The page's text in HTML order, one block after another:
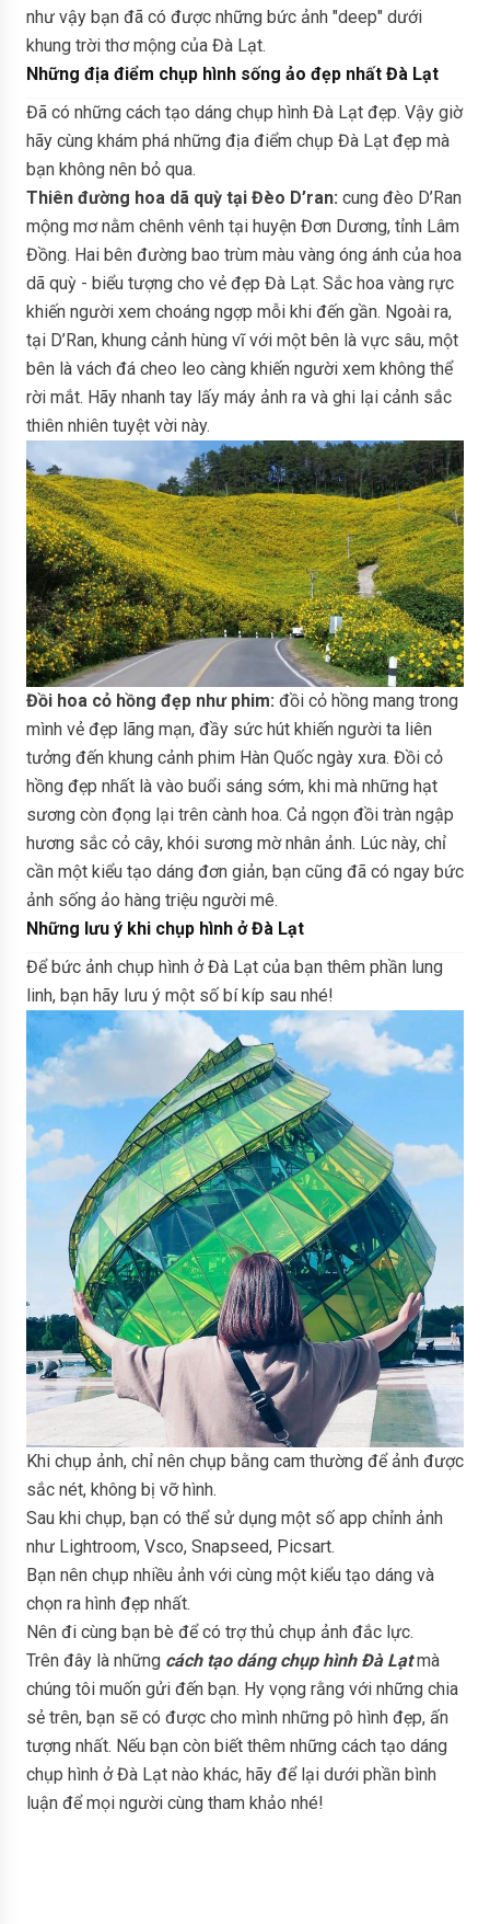
như vậy bạn đã có được những bức ảnh "deep" dưới
khung trời thơ mộng của Đà Lạt.
Những địa điểm chụp hình sống ảo đẹp nhất Đà Lạt
Đã có những cách tạo dáng chụp hình Đà Lạt đẹp. Vậy giờ
hãy cùng khám phá những địa điểm chụp Đà Lạt đẹp mà
bạn không nên bỏ qua.
Thiên đường hoa dã quỳ tại Đèo D’ran: cung đèo D’Ran
mộng mơ nằm chênh vênh tại huyện Đơn Dương, tỉnh Lâm
Đồng. Hai bên đường bao trùm màu vàng óng ánh của hoa
dã quỳ - biểu tượng cho vẻ đẹp Đà Lạt. Sắc hoa vàng rực
khiến người xem choáng ngợp mỗi khi đến gần. Ngoài ra,
tại D’Ran, khung cảnh hùng vĩ với một bên là vực sâu, một
bên là vách đá cheo leo càng khiến người xem không thể
rời mắt. Hãy nhanh tay lấy máy ảnh ra và ghi lại cảnh sắc
thiên nhiên tuyệt vời này.
Đồi hoa cỏ hồng đẹp như phim: đồi cỏ hồng mang trong
mình vẻ đẹp lãng mạn, đầy sức hút khiến người ta liên
tưởng đến khung cảnh phim Hàn Quốc ngày xưa. Đồi cỏ
hồng đẹp nhất là vào buổi sáng sớm, khi mà những hạt
sương còn đọng lại trên cành hoa. Cả ngọn đồi tràn ngập
hương sắc cỏ cây, khói sương mờ nhân ảnh. Lúc này, chỉ
cần một kiểu tạo dáng đơn giản, bạn cũng đã có ngay bức
ảnh sống ảo hàng triệu người mê.
Những lưu ý khi chụp hình ở Đà Lạt
Để bức ảnh chụp hình ở Đà Lạt của bạn thêm phần lung
linh, bạn hãy lưu ý một số bí kíp sau nhé!
Khi chụp ảnh, chỉ nên chụp bằng cam thường để ảnh được
sắc nét, không bị vỡ hình.
Sau khi chụp, bạn có thể sử dụng một số app chỉnh ảnh
như Lightroom, Vsco, Snapseed, Picsart.
Bạn nên chụp nhiều ảnh với cùng một kiểu tạo dáng và
chọn ra hình đẹp nhất.
Nên đi cùng bạn bè để có trợ thủ chụp ảnh đắc lực.
Trên đây là những cách tạo dáng chụp hình Đà Lạtmà
chúng tôi muốn gửi đến bạn. Hy vọng rằng với những chia
sẻ trên, bạn sẽ có được cho mình những pô hình đẹp, ấn
tượng nhất. Nếu bạn còn biết thêm những cách tạo dáng
chụp hình ở Đà Lạt nào khác, hãy để lại dưới phần bình
luận để mọi người cùng tham khảo nhé!